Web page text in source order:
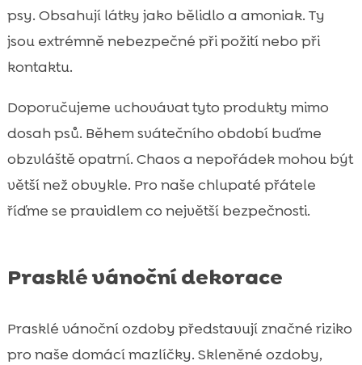
psy. Obsahují látky jako bělidlo a amoniak. Ty
jsou extrémně nebezpečné při požití nebo při
kontaktu.
Doporučujeme uchovávat tyto produkty mimo
dosah psů. Během svátečního období buďme
obzvláště opatrní. Chaos a nepořádek mohou být
větší než obvykle. Pro naše chlupaté přátele
říďme se pravidlem co největší bezpečnosti.
Prasklé vánoční dekorace
Prasklé vánoční ozdoby představují značné riziko
pro naše domácí mazlíčky. Skleněné ozdoby,